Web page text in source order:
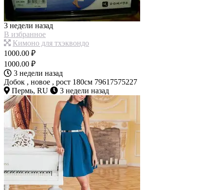
3 недели назад
В избранное
Кимоно для тхэквондо
1000.00 ₽
1000.00 ₽
3 недели назад
Добок , новое , рост 180см 79617575227
Пермь, RU
3 недели назад